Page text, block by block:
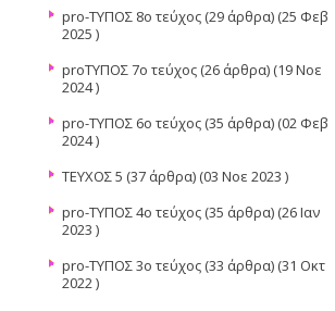
pro-ΤΥΠΟΣ 8ο τεύχος (29 άρθρα) (25 Φεβ
2025 )
proΤΥΠΟΣ 7ο τεύχος (26 άρθρα) (19 Νοε
2024 )
pro-ΤΥΠΟΣ 6ο τεύχος (35 άρθρα) (02 Φεβ
2024 )
ΤΕΥΧΟΣ 5 (37 άρθρα) (03 Νοε 2023 )
pro-TYΠΟΣ 4ο τεύχος (35 άρθρα) (26 Ιαν
2023 )
pro-ΤΥΠΟΣ 3ο τεύχος (33 άρθρα) (31 Οκτ
2022 )